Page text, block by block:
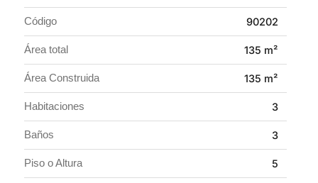
ascensor y completas zonas sociales como piscina,
gimnasio, canchas, parque infantil y zonas verdes.
Un espacio ideal para vivir con estilo y tranquilidad.
Agenda tu visita y conoce esta excelente
oportunidad.
Código 90202
Área total 135 m²
Área Construida 135 m²
Habitaciones 3
Baños 3
Piso o Altura 5